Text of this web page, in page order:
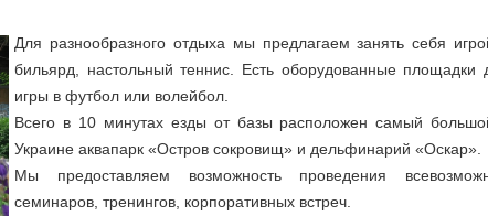
Для разнообразного отдыха мы предлагаем занять себя
бильярд, настольный теннис. Есть оборудованные площадки
игры в футбол или волейбол.
Всего в 10 минутах езды от базы расположен самый
Украине аквапарк «Остров сокровищ» и дельфинарий «Оскар».
Мы предоставляем возможность проведения
семинаров, тренингов, корпоративных встреч.